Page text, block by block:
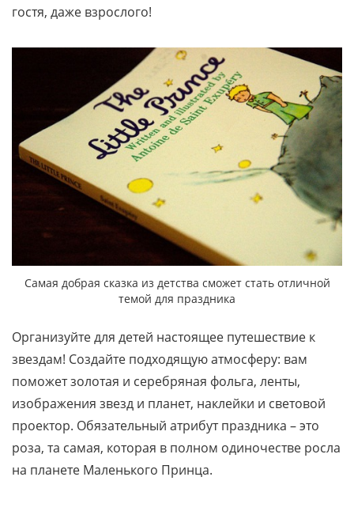
гостя, даже взрослого!
Самая добрая сказка из детства сможет стать отличной
темой для праздника
Организуйте для детей настоящее путешествие к
звездам! Создайте подходящую атмосферу: вам
поможет золотая и серебряная фольга, ленты,
изображения звезд и планет, наклейки и световой
проектор. Обязательный атрибут праздника – это
роза, та самая, которая в полном одиночестве росла
на планете Маленького Принца.